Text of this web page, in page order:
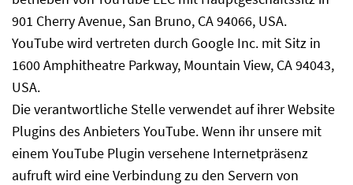
901 Cherry Avenue, San Bruno, CA 94066, USA.
YouTube wird vertreten durch Google Inc. mit Sitz in
1600 Amphitheatre Parkway, Mountain View, CA 94043,
USA.
Die verantwortliche Stelle verwendet auf ihrer Website
Plugins des Anbieters YouTube. Wenn ihr unsere mit
einem YouTube Plugin versehene Internetpräsenz
aufruft wird eine Verbindung zu den Servern von